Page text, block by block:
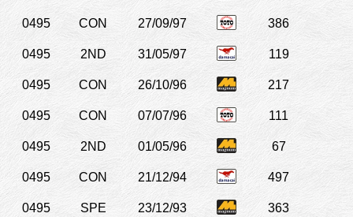
0495 CON 27/09/97 386
0495 2ND 31/05/97 119
0495 CON 26/10/96 217
0495 CON 07/07/96 111
0495 2ND 01/05/96 67
0495 CON 21/12/94 497
0495 SPE 23/12/93 363